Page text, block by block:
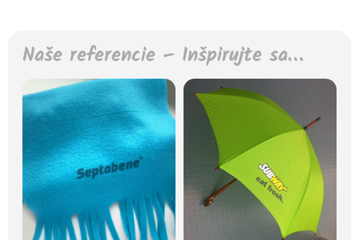
Naše referencie – Inšpirujte sa…